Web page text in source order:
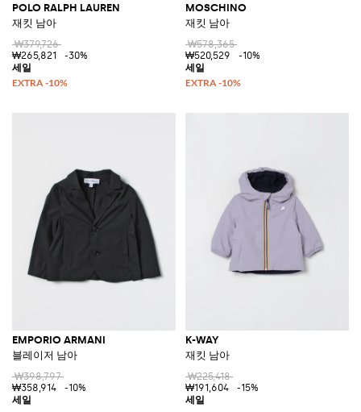
POLO RALPH LAUREN
재킷 남아
₩379,726
₩265,821
-30%
MOSCHINO
재킷 남아
₩578,365
₩520,529
-10%
EMPORIO ARMANI
블레이저 남아
₩398,797
₩358,914
-10%
K-WAY
재킷 남아
₩225,418
₩191,604
-15%